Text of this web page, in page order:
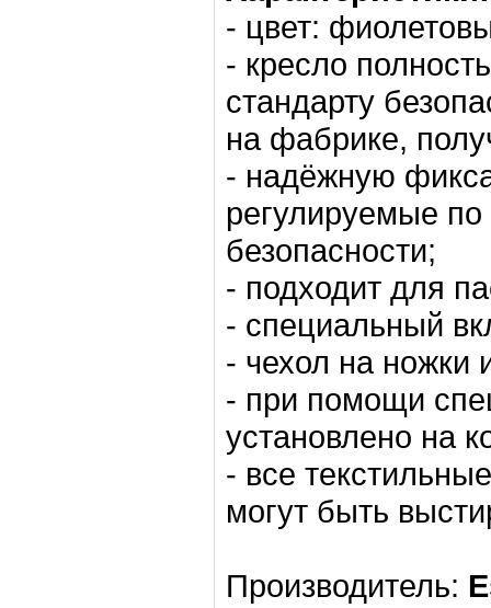
- цвет:
- кресло
стандарту
на фабрике,
- надёжную
регулируемые
безопасности;
- подходит для
- специальный
- чехол на ножки
- при помощи
установлено на
- все
могут быть
Производитель: